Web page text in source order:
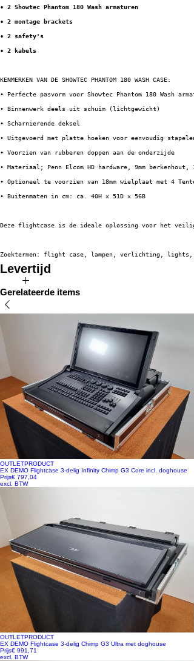
• 2 Showtec Phantom 180 Wash armaturen
• 2 montage brackets
• 2 safety's
• 2 kabels
KENMERKEN VAN DE SHOWTEC PHANTOM 180 WASH CASE:
• Perfecte pasvorm voor Showtec Phantom 180 Wash
• Binnenwerk deels uit schuim (lichtgewicht)
• Scharnierende deksel
• Uitgevoerd met platte hoeken voor eenvoudig stapelen
• Voorzien van rubberen doppen aan de onderzijde
• Materiaal; Penn Elcom HD hardware, 9mm
• Optioneel te voorzien van 18mm wielplaat met 4
• Buitenmaten in cm: ca. 40H x 51D x 56B
Deze flightcase is de ideale oplossing voor het veilig
Zoektermen: flight case, lampen, verlichting,
Levertijd
De verwachte levertijd voor dit product bedraagt 2 tot 4 weken
Gerelateerde items
OUTLETPRODUCT
EX DEMO Flightcase 3-delig Infinity Chimp G3 Core incl. doghouse
Prijs€ 797,04
excl. BTW
OUTLETPRODUCT
EX DEMO Flightcase 3-delig Chimp G3 Ultra met doghouse
Prijs€ 991,71
excl. BTW